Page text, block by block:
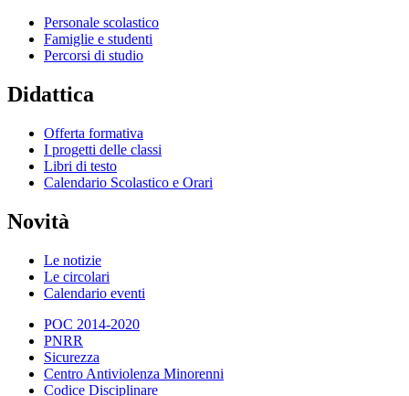
Personale scolastico
Famiglie e studenti
Percorsi di studio
Didattica
Offerta formativa
I progetti delle classi
Libri di testo
Calendario Scolastico e Orari
Novità
Le notizie
Le circolari
Calendario eventi
POC 2014-2020
PNRR
Sicurezza
Centro Antiviolenza Minorenni
Codice Disciplinare